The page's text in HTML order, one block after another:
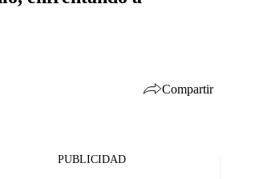
Compartir
PUBLICIDAD